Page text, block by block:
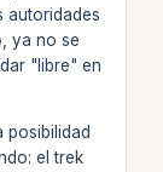
autoridades
ya no se
"libre" en
posibilidad
el trek